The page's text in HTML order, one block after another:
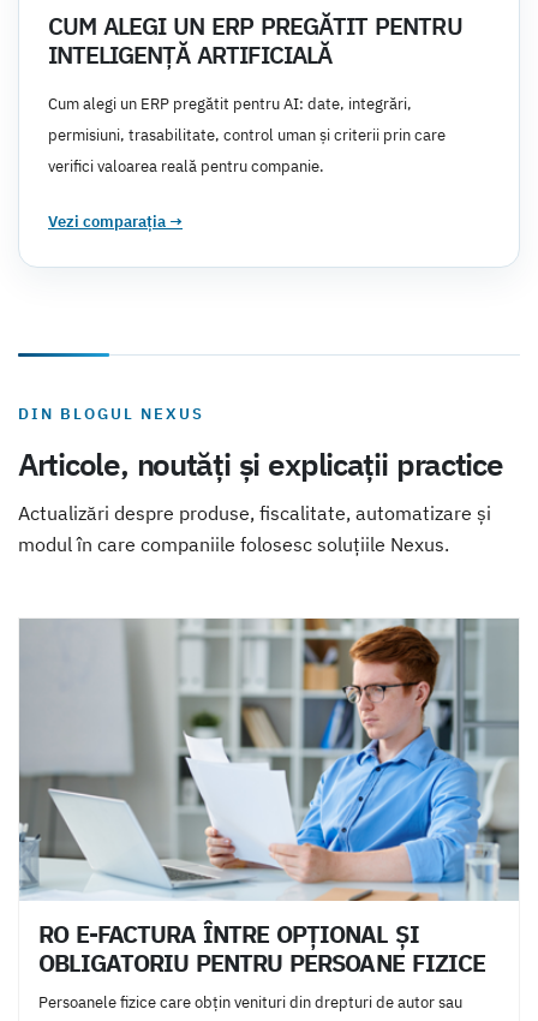
CUM ALEGI UN ERP PREGĂTIT PENTRU
INTELIGENȚĂ ARTIFICIALĂ
Cum alegi un ERP pregătit pentru AI: date, integrări,
permisiuni, trasabilitate, control uman și criterii prin care
verifici valoarea reală pentru companie.
Vezi comparația →
DIN BLOGUL NEXUS
Articole, noutăți și explicații practice
Actualizări despre produse, fiscalitate, automatizare și
modul în care companiile folosesc soluțiile Nexus.
RO E-FACTURA ÎNTRE OPȚIONAL ȘI
OBLIGATORIU PENTRU PERSOANE FIZICE
Persoanele fizice care obțin venituri din drepturi de autor sau